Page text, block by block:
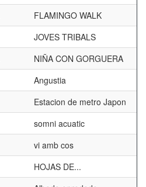
FLAMINGO WALK
JOVES TRIBALS
NIÑA CON GORGUERA
Angustia
Estacion de metro Japon
somni acuatic
vi amb cos
HOJAS DE...